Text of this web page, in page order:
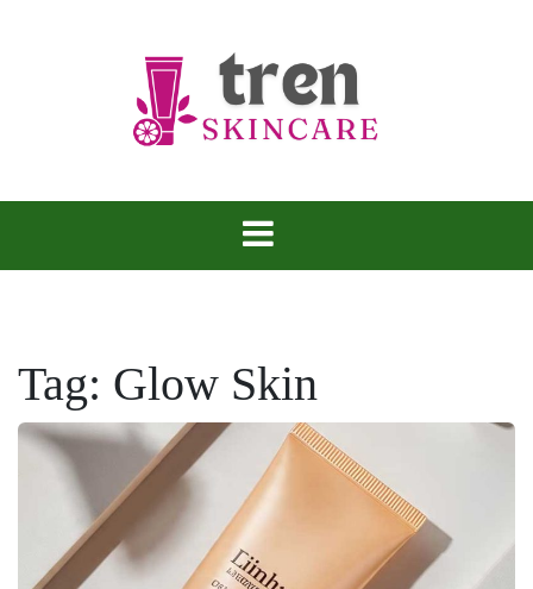
Tren Skincare
Tag: Glow Skin